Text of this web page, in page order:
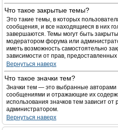
Что такое закрытые темы?
Это такие темы, в которых
сообщения, и все находящиеся в них
завершаются. Темы могут быть
модератором форума или
иметь возможность самостоятельно
зависимости от прав,
Вернуться наверх
Что такое значки тем?
Значки тем — это выбранные авторами
сообщениями и отражающие их
использования значков тем зависит
администратором.
Вернуться наверх